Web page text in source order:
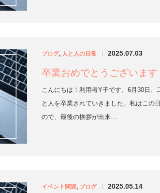
ブログ, 人と人の日常 | 2025.07.03
卒業おめでとうございます
こんにちは！利用者Y子です。6月30日、
と人を卒業されていきました。私はこの
ので、最後の挨拶が出来…
イベント関連, ブログ | 2025.05.14